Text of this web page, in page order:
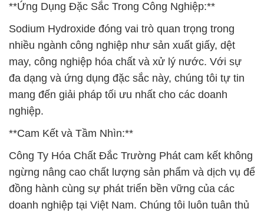
**Ứng Dụng Đặc Sắc Trong Công Nghiệp:**
Sodium Hydroxide đóng vai trò quan trọng trong
nhiều ngành công nghiệp như sản xuất giấy, dệt
may, công nghiệp hóa chất và xử lý nước. Với sự
đa dạng và ứng dụng đặc sắc này, chúng tôi tự tin
mang đến giải pháp tối ưu nhất cho các doanh
nghiệp.
**Cam Kết và Tầm Nhìn:**
Công Ty Hóa Chất Đắc Trường Phát cam kết không
ngừng nâng cao chất lượng sản phẩm và dịch vụ để
đồng hành cùng sự phát triển bền vững của các
doanh nghiệp tại Việt Nam. Chúng tôi luôn tuân thủ